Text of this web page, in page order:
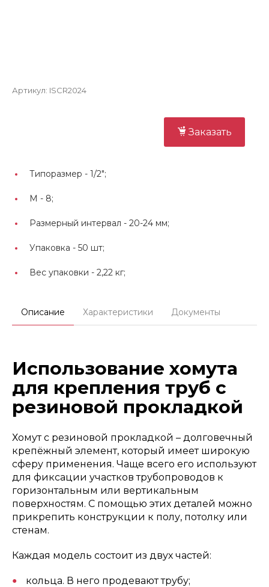
Артикул: ISCR2024
Заказать
Типоразмер - 1/2";
М - 8;
Размерный интервал - 20-24 мм;
Упаковка - 50 шт;
Вес упаковки - 2,22 кг;
Описание Характеристики Документы
Использование хомута
для крепления труб с
резиновой прокладкой
Хомут с резиновой прокладкой – долговечный
крепёжный элемент, который имеет широкую
сферу применения. Чаще всего его используют
для фиксации участков трубопроводов к
горизонтальным или вертикальным
поверхностям. С помощью этих деталей можно
прикрепить конструкции к полу, потолку или
стенам.
Каждая модель состоит из двух частей:
кольца. В него продевают трубу;